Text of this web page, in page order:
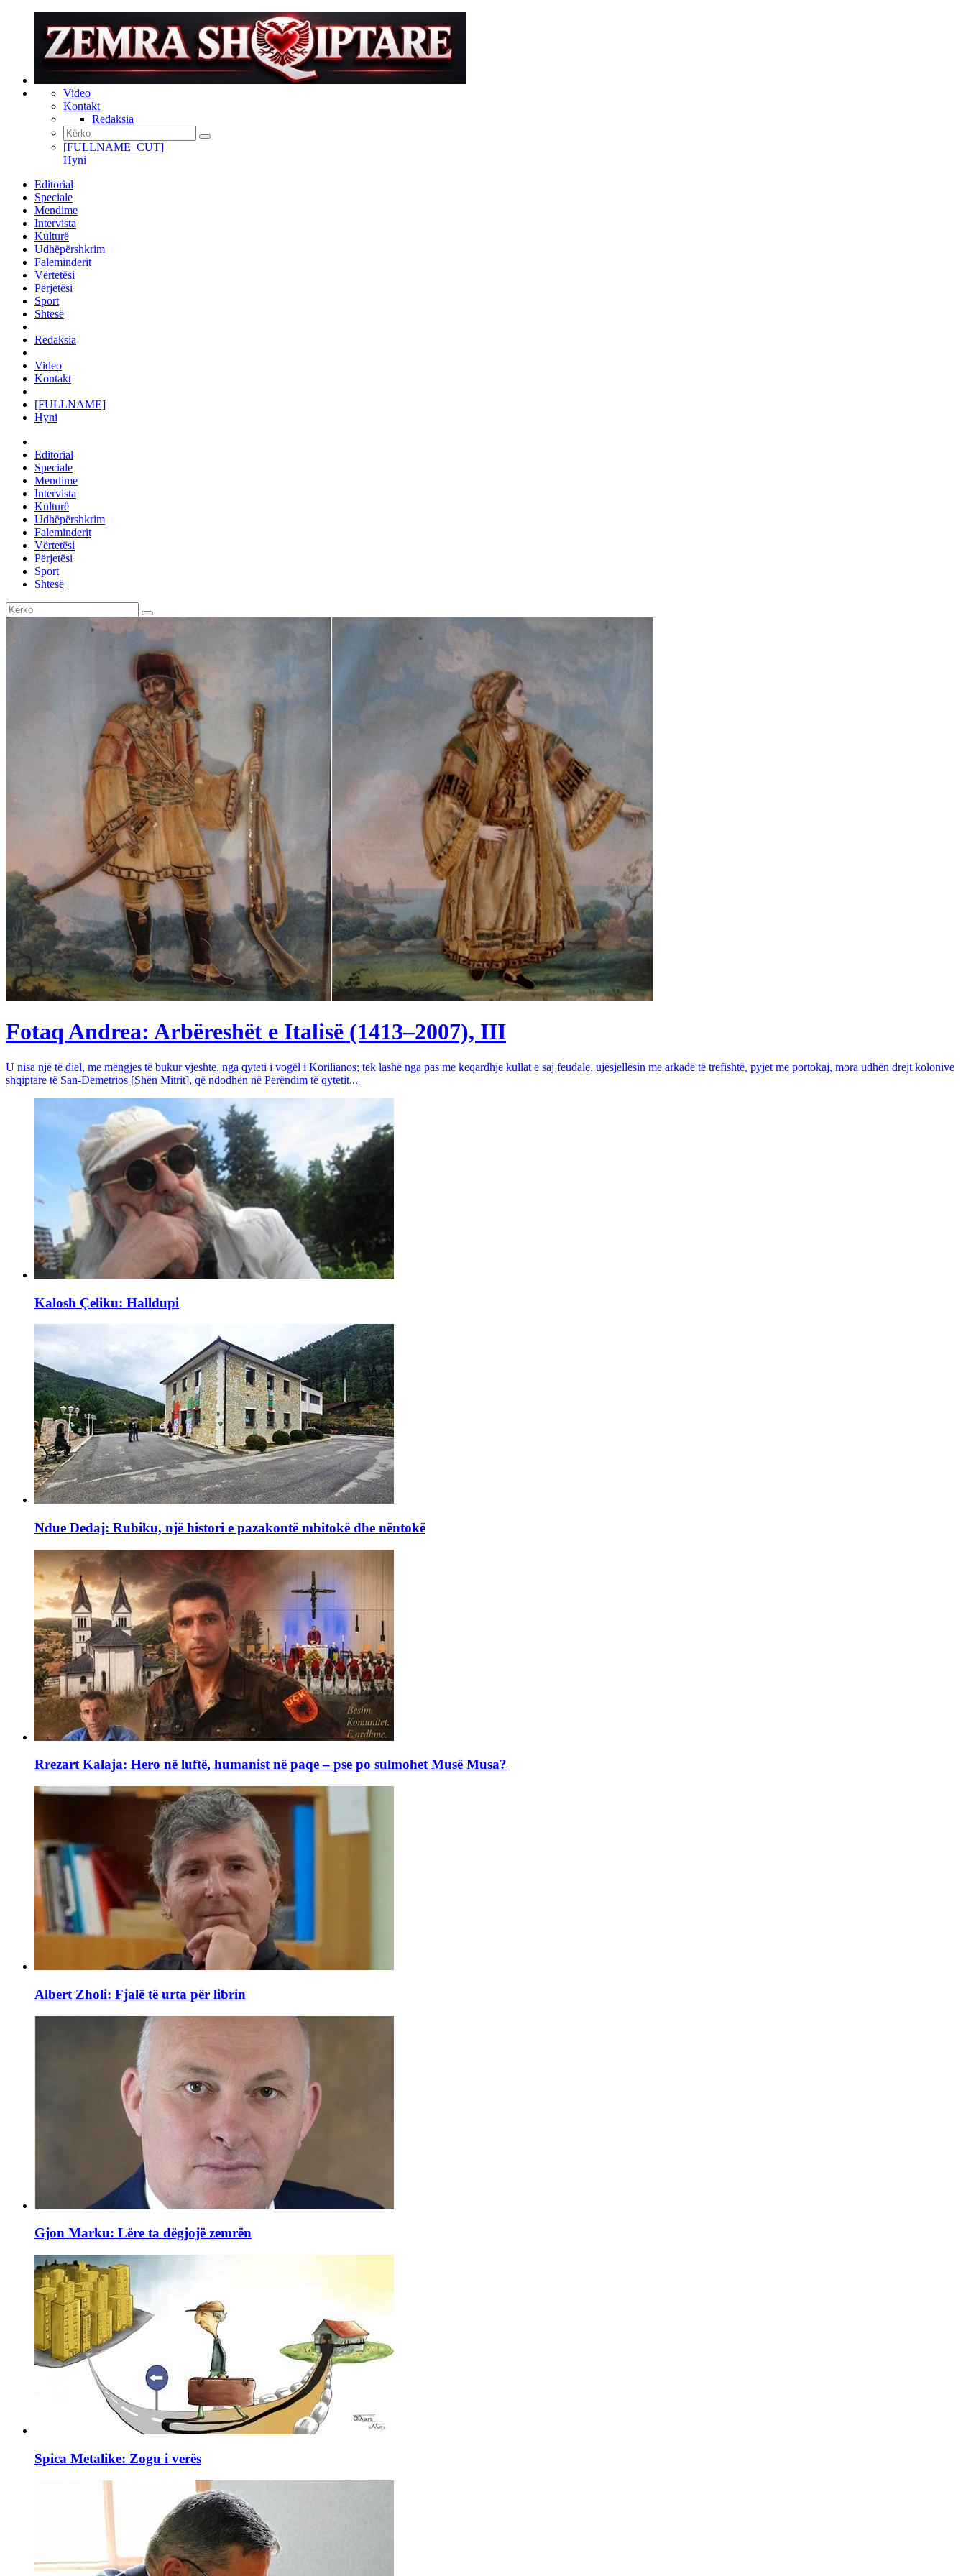
Video
Kontakt
Redaksia
[FULLNAME_CUT]
Hyni
Editorial
Speciale
Mendime
Intervista
Kulturë
Udhëpërshkrim
Faleminderit
Vërtetësi
Përjetësi
Sport
Shtesë
Redaksia
Video
Kontakt
[FULLNAME]
Hyni
Editorial
Speciale
Mendime
Intervista
Kulturë
Udhëpërshkrim
Faleminderit
Vërtetësi
Përjetësi
Sport
Shtesë
Fotaq Andrea: Arbëreshët e Italisë (1413–2007), III
U nisa një të diel, me mëngjes të bukur vjeshte, nga qyteti i vogël i Korilianos; tek lashë nga pas me keqardhje kullat e saj feudale, ujësjellësin me arkadë të trefishtë, pyjet me portokaj, mora udhën drejt kolonive
shqiptare të San-Demetrios [Shën Mitrit], që ndodhen në Perëndim të qytetit...
Kalosh Çeliku: Halldupi
Ndue Dedaj: Rubiku, një histori e pazakontë mbitokë dhe nëntokë
Rrezart Kalaja: Hero në luftë, humanist në paqe – pse po sulmohet Musë Musa?
Albert Zholi: Fjalë të urta për librin
Gjon Marku: Lëre ta dëgjojë zemrën
Spica Metalike: Zogu i verës